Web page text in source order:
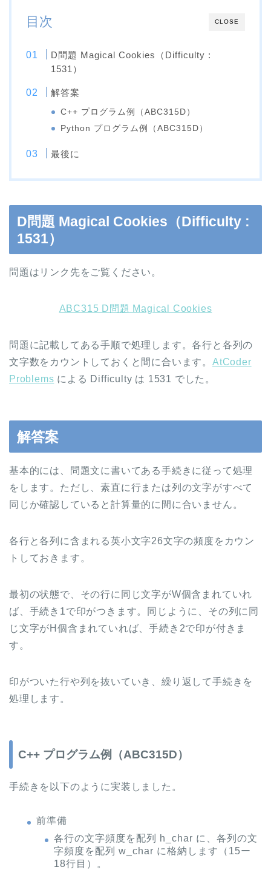
CLOSE
目次
D問題 Magical Cookies（Difficulty :
1531）
解答案
C++ プログラム例（ABC315D）
Python プログラム例（ABC315D）
最後に
D問題 Magical Cookies（Difficulty :
1531）
問題はリンク先をご覧ください。
ABC315 D問題 Magical Cookies
問題に記載してある手順で処理します。各行と各列の
文字数をカウントしておくと間に合います。 AtCoder
Problems による Difficulty は 1531 でした。
解答案
基本的には、問題文に書いてある手続きに従って処理
をします。ただし、素直に行または列の文字がすべて
同じか確認していると計算量的に間に合いません。
各行と各列に含まれる英小文字26文字の頻度をカウン
トしておきます。
最初の状態で、その行に同じ文字がW個含まれていれ
ば、手続き1で印がつきます。同じように、その列に同
じ文字がH個含まれていれば、手続き2で印が付きま
す。
印がついた行や列を抜いていき、繰り返して手続きを
処理します。
C++ プログラム例（ABC315D）
手続きを以下のように実装しました。
前準備
各行の文字頻度を配列 h_char に、各列の文
字頻度を配列 w_char に格納します（15ー
18行目）。